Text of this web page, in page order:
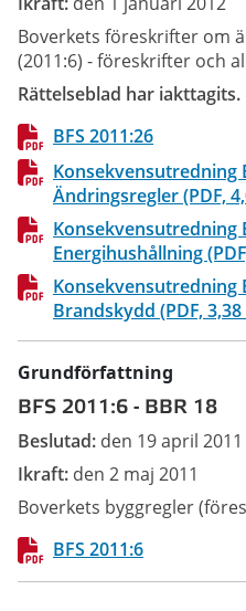
Boverkets föreskrifter om
(2011:6) - föreskrifter och
Rättelseblad har iakttagits.
BFS 2011:26
Konsekvensutredning
Ändringsregler (PDF,
Konsekvensutredning
Energihushållning
Konsekvensutredning
Brandskydd (PDF,
Grundförfattning
BFS 2011:6 - BBR 18
Beslutad: den 19 april 2011
Ikraft: den 2 maj 2011
Boverkets byggregler
BFS 2011:6